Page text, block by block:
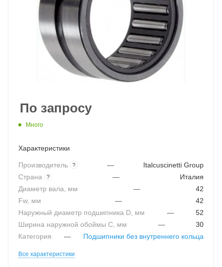
По запросу
Много
Характеристики
Производитель ? —
Italcuscinetti Group
Страна
? —
Италия
Диаметр вала, мм
—
42
Fw, мм
—
42
Наружный диаметр подшипника D, мм
—
52
Ширина наружной обоймы C, мм
—
30
Категория
— Подшипники без внутреннего кольца
Все характеристики